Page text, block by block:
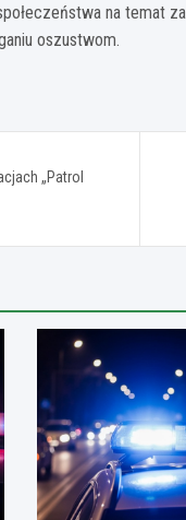
na temat
oszustwom.
„Patrol